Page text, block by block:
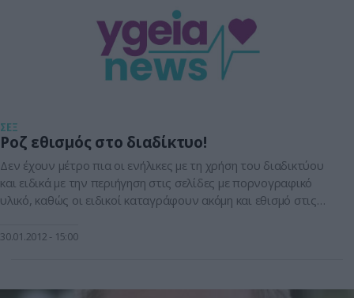
ΣΕΞ
Ροζ εθισμός στο διαδίκτυο!
Δεν έχουν μέτρο πια οι ενήλικες με τη χρήση του διαδικτύου
και ειδικά με την περιήγηση στις σελίδες με πορνογραφικό
υλικό, καθώς οι ειδικοί καταγράφουν ακόμη και εθισμό στις
εποχής αποδεικνύεται η συστηματική και υπερβολική
30.01.2012 15:00